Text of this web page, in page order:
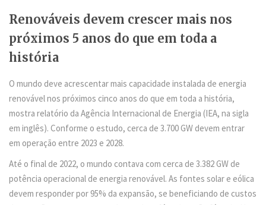
Renováveis devem crescer mais nos
próximos 5 anos do que em toda a
história
O mundo deve acrescentar mais capacidade instalada de energia
renovável nos próximos cinco anos do que em toda a história,
mostra relatório da Agência Internacional de Energia (IEA, na sigla
em inglês). Conforme o estudo, cerca de 3.700 GW devem entrar
em operação entre 2023 e 2028.
Até o final de 2022, o mundo contava com cerca de 3.382 GW de
potência operacional de energia renovável. As fontes solar e eólica
devem responder por 95% da expansão, se beneficiando de custos